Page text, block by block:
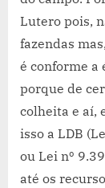
Lutero pois,
fazendas
é conforme a
porque de
colheita e aí,
isso a LDB
ou Lei nº
até os